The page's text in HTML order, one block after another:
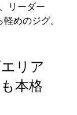
リーダー
めのジグ。
エリア
本格